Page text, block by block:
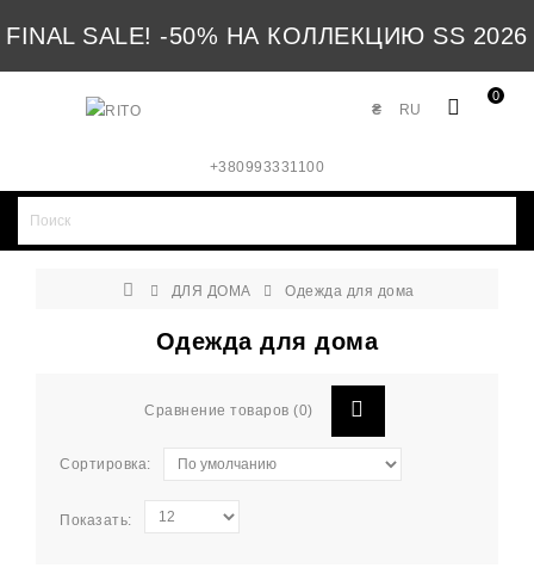
FINAL SALE! -50% НА КОЛЛЕКЦИЮ SS 2026
0
RU
₴
+380993331100
ДЛЯ ДОМА Одежда для дома
Одежда для дома
Сравнение товаров (0)
Сортировка:
Показать: